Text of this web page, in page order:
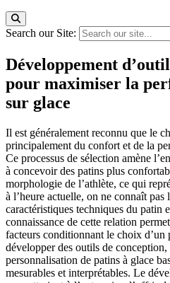
Search our Site:
Développement
pour maximiser la
sur glace
Il est généralement reconnu que le
principalement du confort et de la
Ce processus de sélection amène
à concevoir des patins plus
morphologie de l’athlète, ce qui
à l’heure actuelle, on ne connaît pas
caractéristiques techniques du patin
connaissance de cette relation
facteurs conditionnant le choix d’un
développer des outils de
personnalisation de patins à glace
mesurables et interprétables. Le